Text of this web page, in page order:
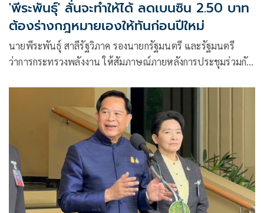
'พีระพันธุ์' ลั่นจะทำให้ได้ ลดเบนซิน 2.50 บาท
ต้องร่างกฎหมายเองให้ทันก่อนปีใหม่
นายพีระพันธุ์ สาลีรัฐวิภาค รองนายกรัฐมนตรี และรัฐมนตรี
ว่าการกระทรวงพลังงาน ให้สัมภาษณ์ภายหลังการประชุมร่วมกับ